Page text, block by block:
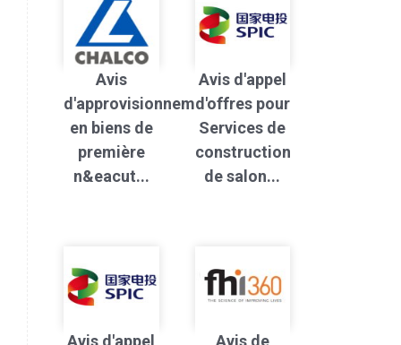
Avis
d'approvisionnement
en biens de
première
n&eacut...
Avis d'appel
d'offres pour
Services de
construction
de salon...